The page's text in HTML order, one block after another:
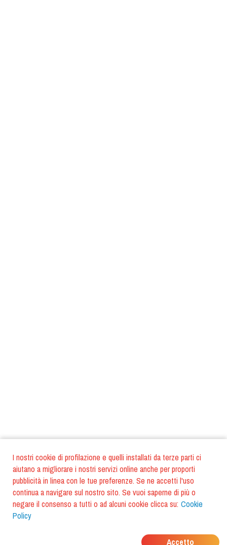
I nostri cookie di profilazione e quelli installati da terze parti ci
aiutano a migliorare i nostri servizi online anche per proporti
pubblicità in linea con le tue preferenze. Se ne accetti l'uso
continua a navigare sul nostro sito. Se vuoi saperne di più o
negare il consenso a tutti o ad alcuni cookie clicca su: Cookie
Policy
Accetto
DOVE MANGIANO I